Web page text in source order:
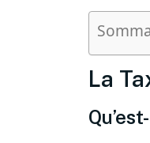
La